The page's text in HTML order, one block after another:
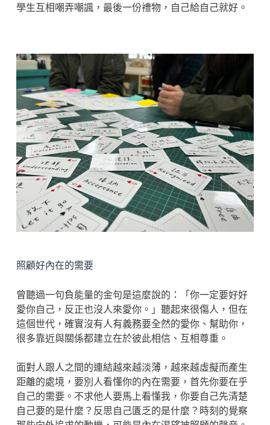
學生互相嘲弄嘲諷，最後一份禮物，自己給自己就好。
照顧好內在的需要
曾聽過一句負能量的金句是這麼說的：「你一定要好好
愛你自己，反正也沒人來愛你。」聽起來很傷人，但在
這個世代，確實沒有人有義務要全然的愛你、幫助你，
很多靠近與關係都建立在於彼此相信、互相尊重。
面對人跟人之間的連結越來越淡薄，越來越虛擬而產生
距離的處境，要別人看懂你的內在需要，首先你要在乎
自己的需要。不求他人要馬上看懂我，你要自己先清楚
自己要的是什麼？反思自己匱乏的是什麼？時刻的覺察